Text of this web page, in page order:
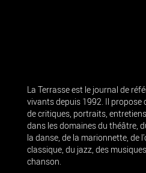
La Terrasse est le journal de
vivants depuis 1992. Il propose
de critiques, portraits,
dans les domaines du théâtre,
la danse, de la marionnette, de
classique, du jazz, des
chanson.